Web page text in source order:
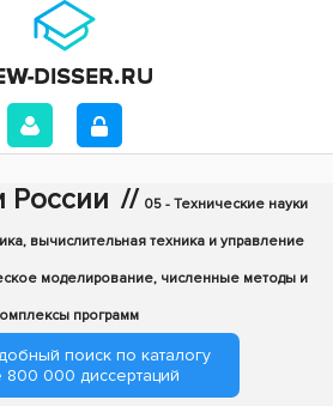
России // 05 - Технические науки
вычислительная техника и управление
моделирование, численные методы и
программ
поиск по каталогу
000 диссертаций